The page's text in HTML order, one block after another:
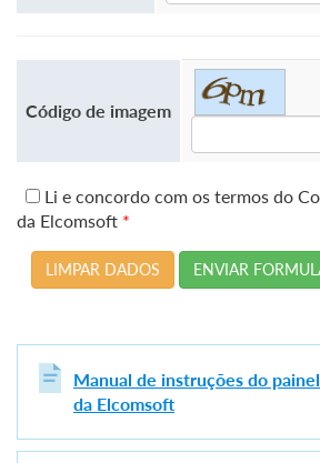
Código de imagem
Li e concordo com os termos do
da Elcomsoft *
LIMPAR DADOS ENVIAR
Manual de instruções do
da Elcomsoft